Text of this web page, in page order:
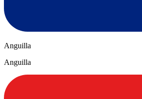
Anguilla
Anguilla